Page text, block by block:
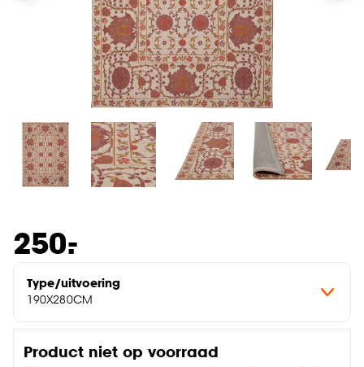
250.
-
Type/uitvoering
190X280CM
Product niet op voorraad